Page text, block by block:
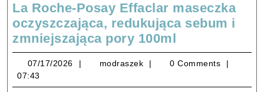
La Roche-Posay Effaclar maseczka
oczyszczająca, redukująca sebum i
zmniejszająca pory 100ml
Roche-
Posay
Effaclar
07/17/2026 07/17/2026
modraszek modraszek
0 Comments
07:43